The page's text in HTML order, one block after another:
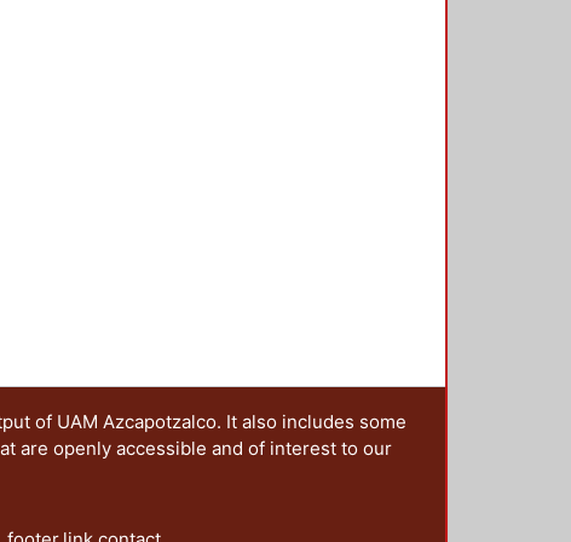
of UAM Azcapotzalco. It also includes some
are openly accessible and of interest to our